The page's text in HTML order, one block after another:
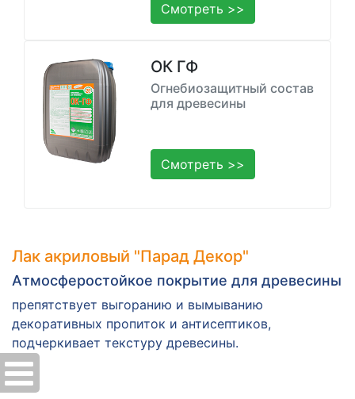
Смотреть >>
ОК ГФ
Огнебиозащитный состав
для древесины
Смотреть >>
Лак акриловый "Парад Декор"
Атмосферостойкое покрытие для древесины
препятствует выгоранию и вымыванию
декоративных пропиток и антисептиков,
подчеркивает текстуру древесины.